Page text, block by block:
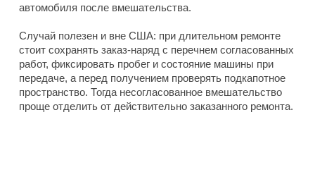
автомобиля после вмешательства.
Случай полезен и вне США: при длительном ремонте
стоит сохранять заказ-наряд с перечнем согласованных
работ, фиксировать пробег и состояние машины при
передаче, а перед получением проверять подкапотное
пространство. Тогда несогласованное вмешательство
проще отделить от действительно заказанного ремонта.